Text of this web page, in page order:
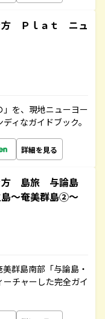
方 Ｐｌａｔ ニュ
」を、現地ニューヨー
ィなガイドブック。
詳細を見る
方 島旅 与論島
～奄美群島②～
群島南部「与論島・
チャーした完全ガイ